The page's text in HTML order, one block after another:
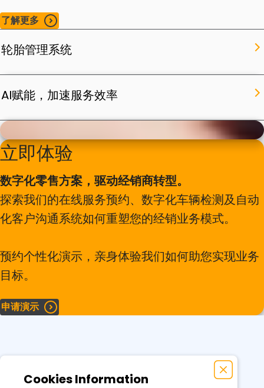
了解更多
轮胎管理系统
弹性化轮胎仓储解决方案
从库存到服务，全面提升您的轮胎运营。通过我们一体化的
轮胎管理解决方案，优化流程、减少错误并提高效率。
欢迎查阅手册了解更多详情，了解我们的解决方案如何革新
了解更多
AI赋能，加速服务效率
AI驱动的工具与功能
借助AI驱动的车牌识别技术，彻底革新您的服务通道效率。
自动获取车辆信息，减少人工录入错误，并加快登记流程。
立即体验
数字化零售方案，驱动经销商转型。
探索我们的在线服务预约、数字化车辆检测及自动
化客户沟通系统如何重塑您的经销业务模式。
预约个性化演示，亲身体验我们如何助您实现业务
目标。
申请演示
Cookies Information